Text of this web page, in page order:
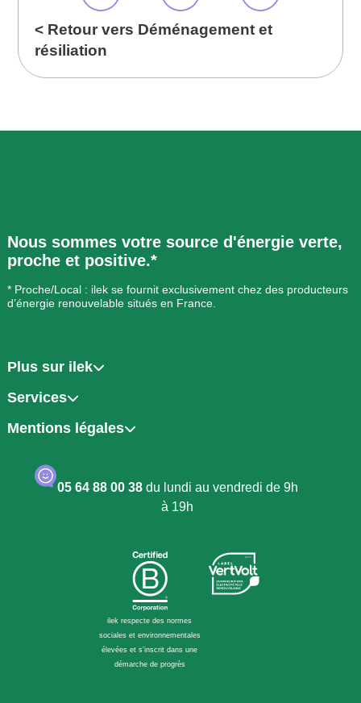
< Retour vers Déménagement et
résiliation
Nous sommes votre source d'énergie verte,
proche et positive.*
* Proche/Local : ilek se fournit exclusivement chez des producteurs
d’énergie renouvelable situés en France.
Plus sur ilek
Services
Mentions légales
05 64 88 00 38du lundi au vendredi de 9h
à 19h
ilek respecte des normes
sociales et environnementales
élevées et s'inscrit dans une
démarche de progrès